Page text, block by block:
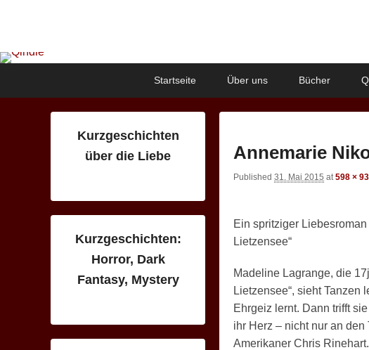
Startseite Über uns Bücher
Annemarie
Published 31. Mai 2015 at 598 ×
Ein spritziger
Lietzensee“
Madeline Lagrange, die
Lietzensee“, sieht
Ehrgeiz lernt. Dann trifft
ihr Herz – nicht nur an
Amerikaner Chris Rinehart.
Kurzgeschichten
über die Liebe
Kurzgeschichten:
Horror, Dark
Fantasy, Mystery